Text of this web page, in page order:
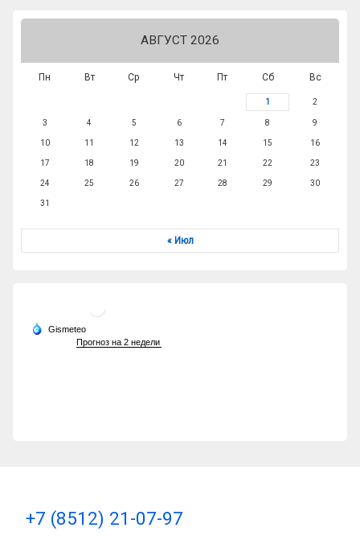
АВГУСТ 2026
Пн Вт Ср Чт Пт Сб Вс
1 2
3 4 5 6 7 8 9
10 11 12 13 14 15 16
17 18 19 20 21 22 23
24 25 26 27 28 29 30
31
« Июл
Тел:
+7 (8512) 21-07-97